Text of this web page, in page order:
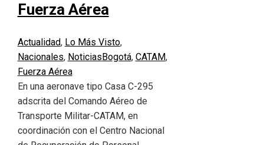
Fuerza Aérea
Actualidad, Lo Más Visto,
Nacionales, Noticias Bogotá, CATAM,
Fuerza Aérea
En una aeronave tipo Casa C-295
adscrita del Comando Aéreo de
Transporte Militar-CATAM, en
coordinación con el Centro Nacional